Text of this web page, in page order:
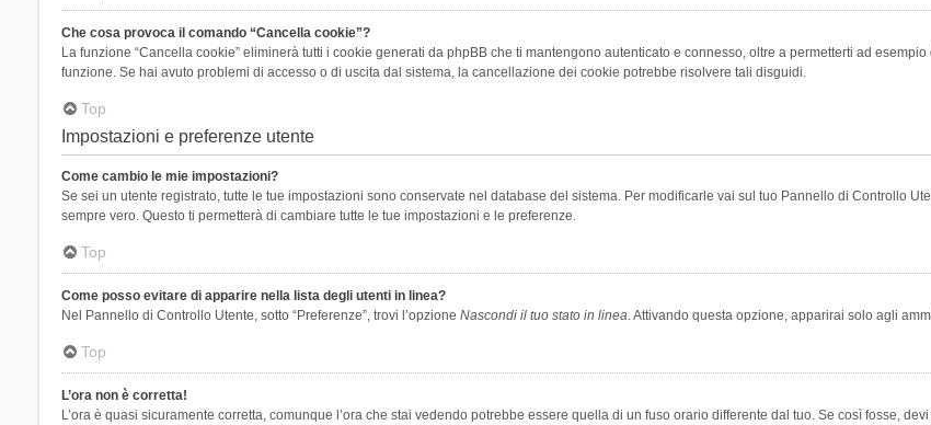
Che cosa provoca il comando “Cancella cookie”?
La funzione “Cancella cookie” eliminerà tutti i cookie generati da phpBB che ti mantengono autenticato e connesso, oltre a permetterti ad
funzione. Se hai avuto problemi di accesso o di uscita dal sistema, la cancellazione dei cookie potrebbe risolvere tali disguidi.
Top
Impostazioni e preferenze utente
Come cambio le mie impostazioni?
Se sei un utente registrato, tutte le tue impostazioni sono conservate nel database del sistema. Per modificarle vai sul tuo Pannello di Controllo
sempre vero. Questo ti permetterà di cambiare tutte le tue impostazioni e le preferenze.
Top
Come posso evitare di apparire nella lista degli utenti in linea?
Nel Pannello di Controllo Utente, sotto “Preferenze”, trovi l’opzione Nascondi il tuo stato in linea. Attivando questa opzione, apparirai solo agli
Top
L’ora non è corretta!
L’ora è quasi sicuramente corretta, comunque l’ora che stai vedendo potrebbe essere quella di un fuso orario differente dal tuo. Se così fosse,